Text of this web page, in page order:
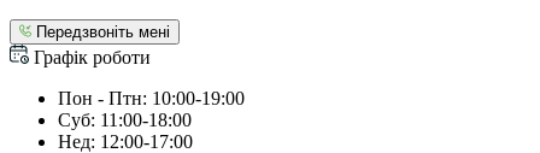
Передзвоніть мені
Графік роботи
Пон - Птн: 10:00-19:00
Суб: 11:00-18:00
Нед: 12:00-17:00